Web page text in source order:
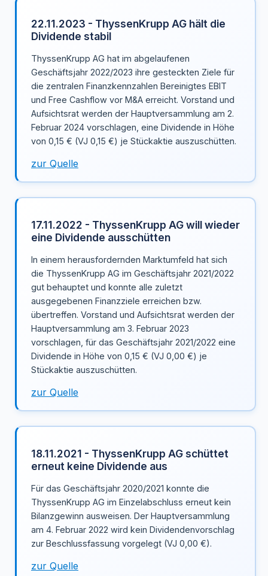
22.11.2023 - ThyssenKrupp AG hält die
Dividende stabil
ThyssenKrupp AG hat im abgelaufenen
Geschäftsjahr 2022/2023 ihre gesteckten Ziele für
die zentralen Finanzkennzahlen Bereinigtes EBIT
und Free Cashflow vor M&A erreicht. Vorstand und
Aufsichtsrat werden der Hauptversammlung am 2.
Februar 2024 vorschlagen, eine Dividende in Höhe
von 0,15 € (VJ 0,15 €) je Stückaktie auszuschütten.
zur Quelle
17.11.2022 - ThyssenKrupp AG will wieder
eine Dividende ausschütten
In einem herausfordernden Marktumfeld hat sich
die ThyssenKrupp AG im Geschäftsjahr 2021/2022
gut behauptet und konnte alle zuletzt
ausgegebenen Finanzziele erreichen bzw.
übertreffen. Vorstand und Aufsichtsrat werden der
Hauptversammlung am 3. Februar 2023
vorschlagen, für das Geschäftsjahr 2021/2022 eine
Dividende in Höhe von 0,15 € (VJ 0,00 €) je
Stückaktie auszuschütten.
zur Quelle
18.11.2021 - ThyssenKrupp AG schüttet
erneut keine Dividende aus
Für das Geschäftsjahr 2020/2021 konnte die
ThyssenKrupp AG im Einzelabschluss erneut kein
Bilanzgewinn ausweisen. Der Hauptversammlung
am 4. Februar 2022 wird kein Dividendenvorschlag
zur Beschlussfassung vorgelegt (VJ 0,00 €).
zur Quelle